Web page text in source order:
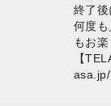
終了後
何度
もお楽
【
asa.jp/